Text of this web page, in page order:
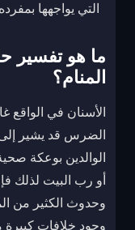
التي يواجهها
ما هو
المنام؟
الأسنان في الواقع
الضرس قد يشير إلى
الوالدين بوعكة
أو رب البيت لذلك
وحدوث الكثير من
وجود خلافات كبيرة